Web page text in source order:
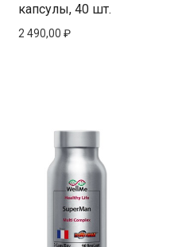
капсулы, 40 шт.
2 490,00 ₽